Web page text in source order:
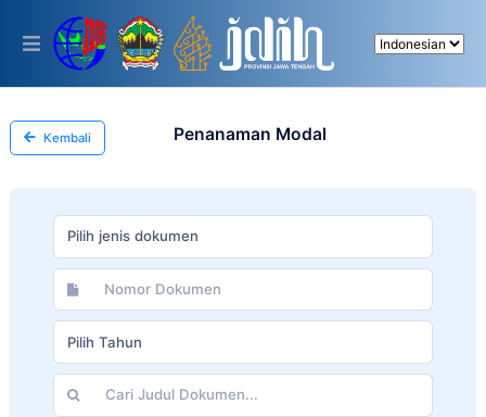
This
includes
accessibility
system.
Kembali Penanaman Modal
Pilih jenis dokumen
Pilih Tahun